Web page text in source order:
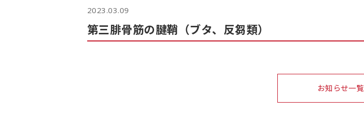
2023.03.09
第三腓骨筋の腱鞘（ブタ、反芻類）
お知らせ一覧